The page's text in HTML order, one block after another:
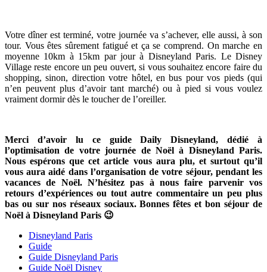
Votre dîner est terminé, votre journée va s’achever, elle aussi, à son
tour. Vous êtes sûrement fatigué et ça se comprend. On marche en
moyenne 10km à 15km par jour à Disneyland Paris. Le Disney
Village reste encore un peu ouvert, si vous souhaitez encore faire du
shopping, sinon, direction votre hôtel, en bus pour vos pieds (qui
n’en peuvent plus d’avoir tant marché) ou à pied si vous voulez
vraiment dormir dès le toucher de l’oreiller.
Merci d’avoir lu ce guide Daily Disneyland, dédié à
l’optimisation de votre journée de Noël à Disneyland Paris.
Nous espérons que cet article vous aura plu, et surtout qu’il
vous aura aidé dans l’organisation de votre séjour, pendant les
vacances de Noël. N’hésitez pas à nous faire parvenir vos
retours d’expériences ou tout autre commentaire un peu plus
bas ou sur nos réseaux sociaux. Bonnes fêtes et bon séjour de
Noël à Disneyland Paris 😉
Disneyland Paris
Guide
Guide Disneyland Paris
Guide Noël Disney